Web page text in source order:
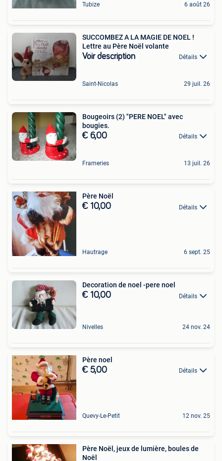
Tubize 6 août 26
SUCCOMBEZ A LA MAGIE DE NOEL !
Lettre au Père Noël volante
Voir description Détails
Saint-Nicolas 29 juil. 26
Bougeoirs (2) "PERE NOEL" avec
bougies.
€ 6,00 Détails
Frameries 13 juil. 26
Père Noël
€ 10,00 Détails
Hautrage 6 sept. 25
Decoration de noel -pere noel
€ 10,00 Détails
Nivelles 24 nov. 24
Père noel
€ 5,00 Détails
Quevy-Le-Petit 12 nov. 25
Père Noël, jeux de lumière, boules de
Noël